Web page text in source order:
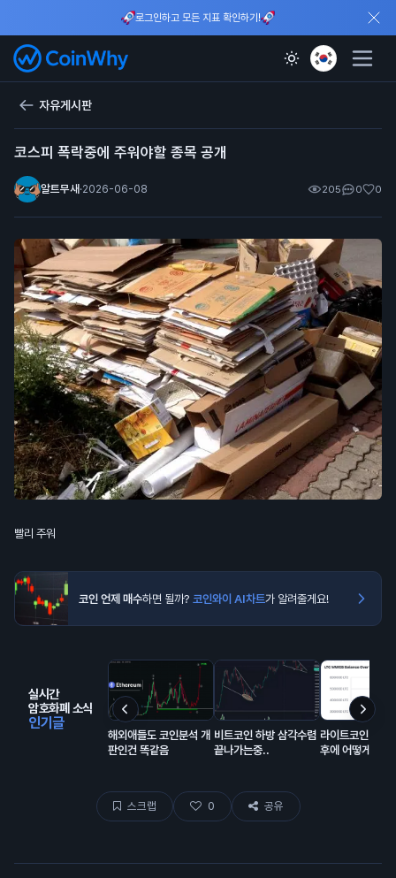
로그인하고 모든 지표 확인하기!
자유게시판
코스피 폭락중에 주워야할 종목 공개
알트무새 ·2026-06-08 205 0 0
빨리 주워
코인 언제 매수하면 될까? 코인와이 AI차트가 알려줄게요!
실시간
암호화폐 소식
인기글
해외애들도 코인분석 개
판인건 똑같음
비트코인 하방 삼각수렴
끝나가는중..
라이트코인
후에 어떻게 될
스크랩 0 공유